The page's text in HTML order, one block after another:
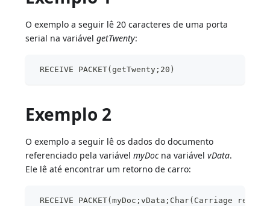
O exemplo a seguir lê 20 caracteres de uma porta
serial na variávelgetTwenty:
RECEIVE PACKET(getTwenty;20)
Exemplo 2
O exemplo a seguir lê os dados do documento
referenciado pela variávelmyDocna variávelvData.
Ele lê até encontrar um retorno de carro:
RECEIVE PACKET(myDoc;vData;Char(Carriage